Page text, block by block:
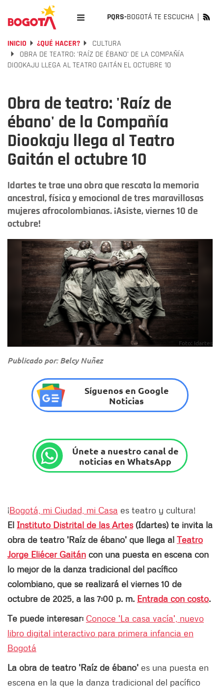
PQRS-BOGOTÁ TE ESCUCHA
INICIO ¿QUÉ HACER?
CULTURA
OBRA DE TEATRO: 'RAÍZ DE ÉBANO' DE LA COMPAÑÍA
DIOOKAJU LLEGA AL TEATRO GAITÁN EL OCTUBRE 10
Obra de teatro: 'Raíz de
ébano' de la Compañía
Diookaju llega al Teatro
Gaitán el octubre 10
Idartes te trae una obra que rescata la memoria
ancestral, física y emocional de tres maravillosas
mujeres afrocolombianas. ¡Asiste, viernes 10 de
octubre!
Foto: Idartes
Publicado por: Belcy Nuñez
Síguenos en Google
Noticias
Únete a nuestro canal de
noticias en WhatsApp
¡Bogotá, mi Ciudad, mi Casa es teatro y cultura!
El Instituto Distrital de las Artes(Idartes) te invita la
obra de teatro 'Raíz de ébano' que llega al Teatro
Jorge Eliécer Gaitán con una puesta en escena con
lo mejor de la danza tradicional del pacífico
colombiano, que se realizará el viernes 10 de
octubre de 2025, a las 7:00 p. m. Entrada con costo.
Te puede interesar: Conoce 'La casa vacía', nuevo
libro digital interactivo para primera infancia en
Bogotá
La obra de teatro 'Raíz de ébano' es una puesta en
escena en la que la danza tradicional del pacífico